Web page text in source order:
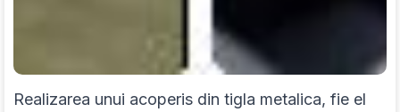
Realizarea unui acoperis din tigla metalica, fie el